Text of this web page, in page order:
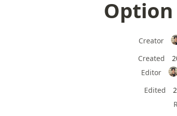
Creator
Created
Editor
Edited